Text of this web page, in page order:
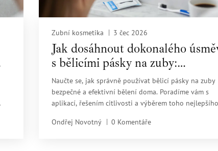
Zubní kosmetika 3 čec 2026
Jak dosáhnout dokonalého
s bělicími pásky na zuby:
Kompletní průvodce
Naučte se, jak správně používat bělicí pásky na zuby
bezpečné a efektivní bělení doma. Poradíme vám s
aplikací, řešením citlivosti a výběrem toho nejlepšího
Ondřej Novotný
0 Komentáře